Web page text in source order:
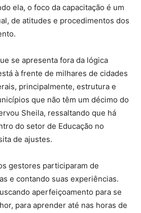
ela, o foco da capacitação é um
de atitudes e procedimentos dos
se apresenta fora da lógica
à frente de milhares de cidades
principalmente, estrutura e
que não têm um décimo do
Sheila, ressaltando que há
do setor de Educação no
de ajustes.
gestores participaram de
e contando suas experiências.
aperfeiçoamento para se
para aprender até nas horas de